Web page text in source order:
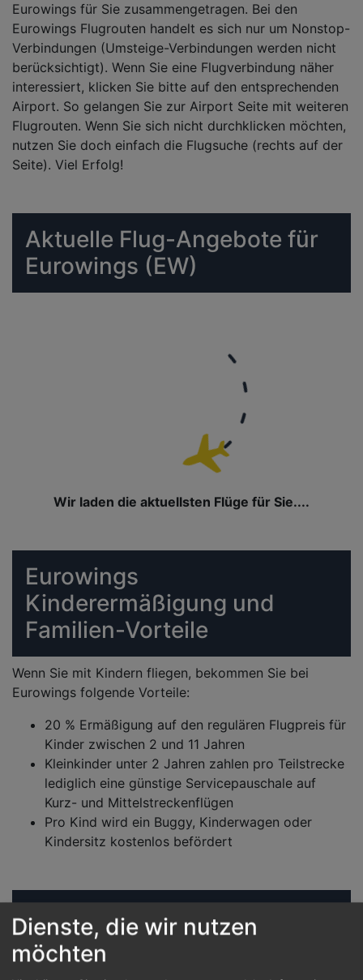
Eurowings für Sie zusammengetragen. Bei den
Eurowings Flugrouten handelt es sich nur um Nonstop-
Verbindungen (Umsteige-Verbindungen werden nicht
berücksichtigt). Wenn Sie eine Flugverbindung näher
interessiert, klicken Sie bitte auf den entsprechenden
Airport. So gelangen Sie zur Airport Seite mit weiteren
Flugrouten. Wenn Sie sich nicht durchklicken möchten,
nutzen Sie doch einfach die Flugsuche (rechts auf der
Seite). Viel Erfolg!
Aktuelle Flug-Angebote für
Eurowings (EW)
Wir laden die aktuellsten Flüge für Sie....
Eurowings
Kinderermäßigung und
Familien-Vorteile
Wenn Sie mit Kindern fliegen, bekommen Sie bei
Eurowings folgende Vorteile:
20 % Ermäßigung auf den regulären Flugpreis für
Kinder zwischen 2 und 11 Jahren
Kleinkinder unter 2 Jahren zahlen pro Teilstrecke
lediglich eine günstige Servicepauschale auf
Kurz- und Mittelstreckenflügen
Pro Kind wird ein Buggy, Kinderwagen oder
Kindersitz kostenlos befördert
Die neuen Eurowings
Fernflüge
Dienste, die wir nutzen
möchten